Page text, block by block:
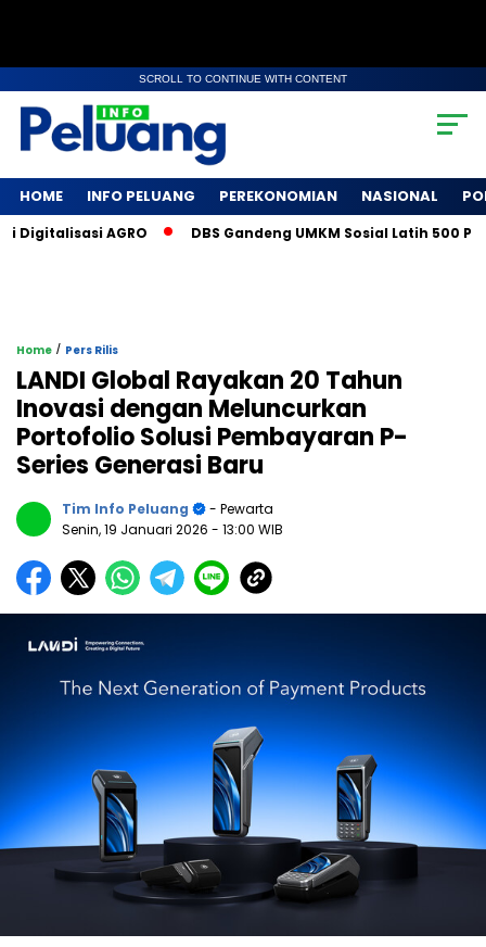
SCROLL TO CONTINUE WITH CONTENT
HOME INFO PELUANG PEREKONOMIAN NASIONAL
AGRO DBS Gandeng UMKM Sosial Latih 500
Home / Pers Rilis
LANDI Global Rayakan 20 Tahun
Inovasi dengan Meluncurkan
Portofolio Solusi Pembayaran P-
Series Generasi Baru
Tim Info Peluang
- Pewarta
Senin, 19 Januari 2026 - 13:00 WIB